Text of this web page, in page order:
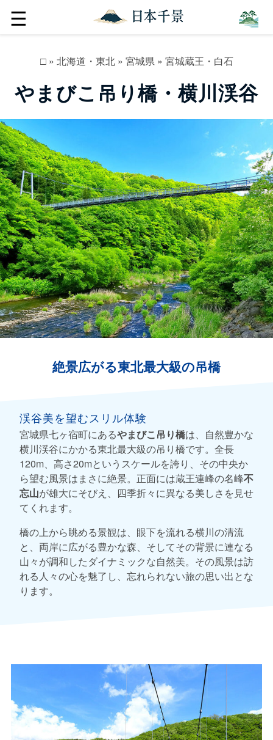
☰
□» 北海道・東北» 宮城県» 宮城蔵王・白石
やまびこ吊り橋・横川渓谷
絶景広がる東北最大級の吊橋
渓谷美を望むスリル体験
宮城県七ヶ宿町にあるやまびこ吊り橋は、自然豊かな
横川渓谷にかかる東北最大級の吊り橋です。全長
120m、高さ20mというスケールを誇り、その中央か
ら望む風景はまさに絶景。正面には蔵王連峰の名峰不
忘山が雄大にそびえ、四季折々に異なる美しさを見せ
てくれます。
橋の上から眺める景観は、眼下を流れる横川の清流
と、両岸に広がる豊かな森、そしてその背景に連なる
山々が調和したダイナミックな自然美。その風景は訪
れる人々の心を魅了し、忘れられない旅の思い出とな
ります。